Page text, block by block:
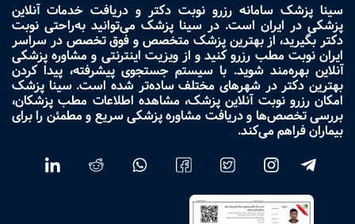
سینا پزشک سامانه رزرو نوبت دکتر و دریافت خدمات آنلاین
پزشکی در ایران است. در سینا پزشک می‌توانید به‌راحتی نوبت
دکتر بگیرید، از بهترین پزشک متخصص و فوق تخصص در سراسر
ایران نوبت مطب رزرو کنید و از ویزیت اینترنتی و مشاوره پزشکی
آنلاین بهره‌مند شوید. با سیستم جستجوی پیشرفته، پیدا کردن
بهترین دکتر در شهرهای مختلف ساده‌تر شده است. سینا پزشک
امکان رزرو نوبت آنلاین پزشک، مشاهده اطلاعات مطب پزشکان،
بررسی تخصص‌ها و دریافت مشاوره پزشکی سریع و مطمئن را برای
بیماران فراهم می‌کند.